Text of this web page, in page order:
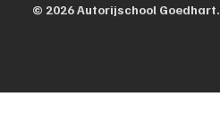
© 2026 Autorijschool Goedhart.